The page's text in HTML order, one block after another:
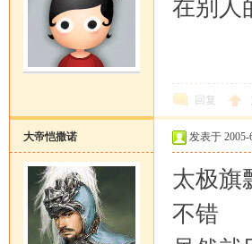
在别人
回复
大帝恺撒诺 发表于 2005-
太极旗
不错